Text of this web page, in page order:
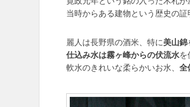
当時からある建物という歴史の証
麗人は長野県の酒米、特に美山錦
仕込み水は霧ヶ峰からの伏流水を
軟水のきれいな柔らかいお水、 全